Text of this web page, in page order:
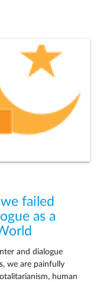
failed
as a
and dialogue
we are painfully
human